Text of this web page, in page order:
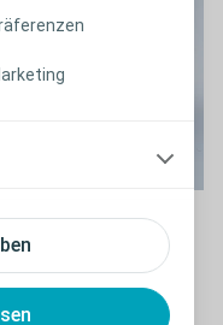
Flexibilität einer Feder
teilige Stomaversorgung